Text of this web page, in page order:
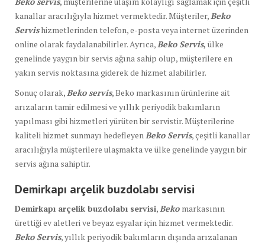
kanallar aracılığıyla hizmet vermektedir. Müşteriler, Beko
Servishizmetlerinden telefon, e-posta veya internet üzerinden
online olarak faydalanabilirler. Ayrıca, Beko Servis, ülke
genelinde yaygın bir servis ağına sahip olup, müşterilere en
yakın servis noktasına giderek de hizmet alabilirler.
Sonuç olarak, Beko servis, Beko markasının ürünlerine ait
arızaların tamir edilmesi ve yıllık periyodik bakımların
yapılması gibi hizmetleri yürüten bir servistir. Müşterilerine
kaliteli hizmet sunmayı hedefleyen Beko Servis, çeşitli kanallar
aracılığıyla müşterilere ulaşmakta ve ülke genelinde yaygın bir
servis ağına sahiptir.
Demirkapı arçelik buzdolabı servisi
Demirkapı arçelik buzdolabı servisi, Beko markasının
ürettiği ev aletleri ve beyaz eşyalar için hizmet vermektedir.
Beko Servis, yıllık periyodik bakımların dışında arızalanan